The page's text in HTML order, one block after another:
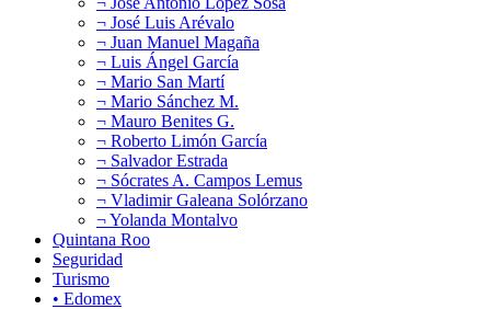
¬ José Luis Arévalo
¬ Juan Manuel Magaña
¬ Luis Ángel García
¬ Mario San Martí
¬ Mario Sánchez M.
¬ Mauro Benites G.
¬ Roberto Limón García
¬ Salvador Estrada
¬ Sócrates A. Campos Lemus
¬ Vladimir Galeana Solórzano
¬ Yolanda Montalvo
Quintana Roo
Seguridad
Turismo
• Edomex